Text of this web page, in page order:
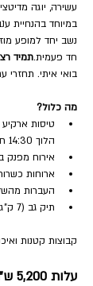
עשירה, יוגה
במיוחד בהנחיית
נשב יחד למופע
חד פעמית.תמיד
בואי איתי. תחזרי
מה כלול?
טיסות ארקיע
הלוך 14:30 חזור 16:30
אירוח מפנק
ארוחות
העברות
תיק גב (7 ק"ג) ומזוודה (20 ק"ג)
קבוצות קטנות
עלות 5,200 ש״ח למשתתפת בחדר זוגי.